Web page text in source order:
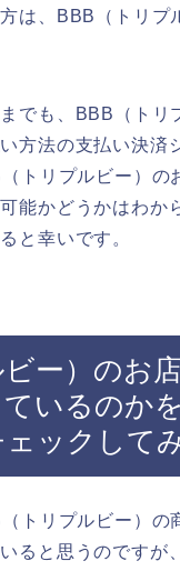
は、BBB（トリプ
でも、BBB（トリ
方法の支払い決済
トリプルビー）の
能かどうかはわか
と幸いです。
ー）のお
いるのか
ックして
トリプルビー）の
ると思うのですが